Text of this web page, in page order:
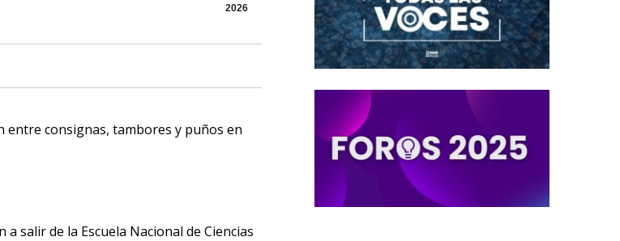
2026
entre consignas, tambores y puños en
salir de la Escuela Nacional de Ciencias